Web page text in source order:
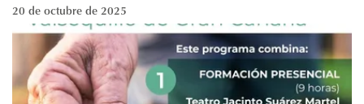
20 de octubre de 2025